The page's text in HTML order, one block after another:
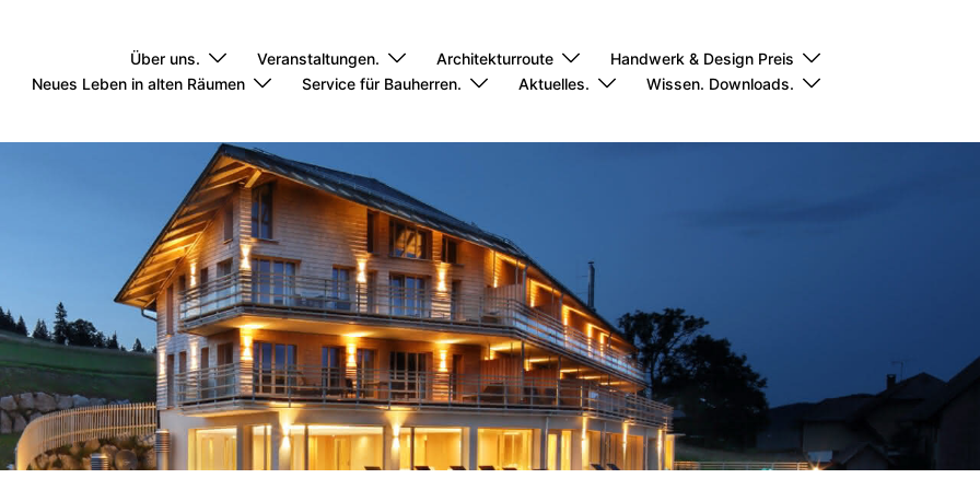
Über uns. Veranstaltungen. Architekturroute
Handwerk & Design Preis
Neues Leben in alten Räumen
Service für Bauherren. Aktuelles. Wissen. Downloads.